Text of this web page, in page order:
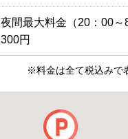
夜間最大料金（20：00
300円
※料金は全て税込みで